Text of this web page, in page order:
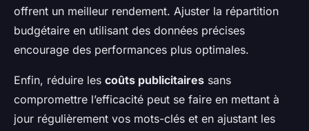
offrent un meilleur rendement. Ajuster la répartition
budgétaire en utilisant des données précises
encourage des performances plus optimales.
Enfin, réduire les coûts publicitaires sans
compromettre l’efficacité peut se faire en mettant à
jour régulièrement vos mots-clés et en ajustant les